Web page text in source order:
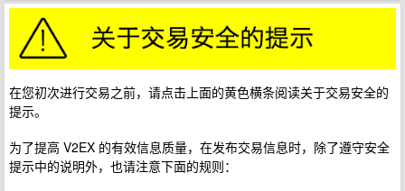
在您初次进行交易之前，请点击上面的黄色横条阅读关于交易安全的
提示。
为了提高 V2EX 的有效信息质量，在发布交易信息时，除了遵守安全
提示中的说明外，也请注意下面的规则：